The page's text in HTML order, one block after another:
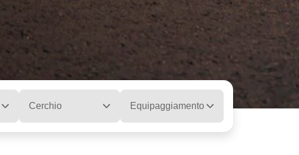
Cerchio Equipaggiamento